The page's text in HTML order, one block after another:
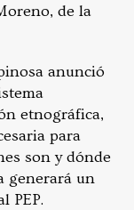
de la
anunció
etnográfica,
para
son y dónde
generará un
PEP.